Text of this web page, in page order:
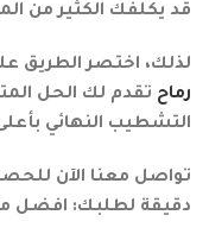
قد يكلفك الكثير من
لذلك، اختصر الطريق
رماح تقدم لك الحل
التشطيب النهائي
تواصل معنا الآن
دقيقة لطلبك: افضل